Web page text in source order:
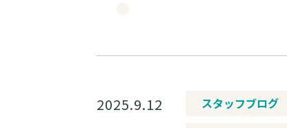
2025.9.12
スタッフブログ